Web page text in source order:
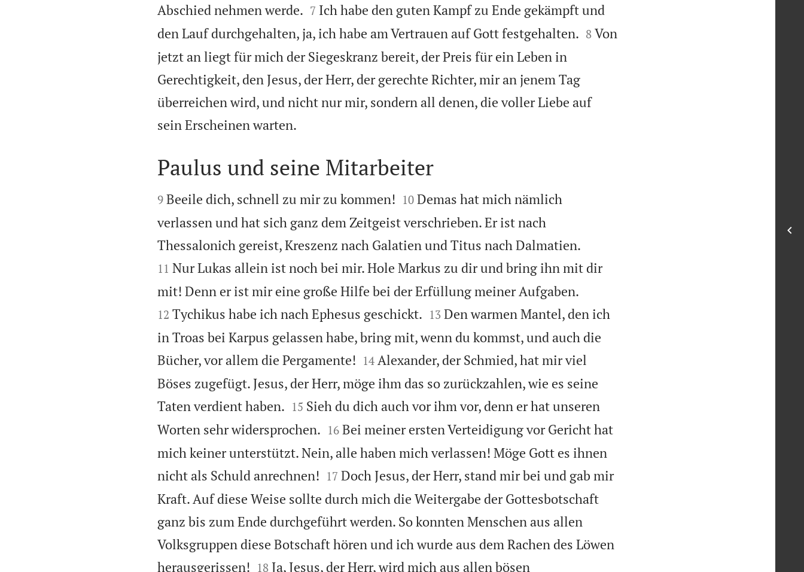
Abschied nehmen werde.
7 Ich habe den guten Kampf zu Ende gekämpft und
den Lauf durchgehalten, ja, ich habe am Vertrauen auf Gott festgehalten.
8 Von
jetzt an liegt für mich der Siegeskranz bereit, der Preis für ein Leben in
Gerechtigkeit, den Jesus, der Herr, der gerechte Richter, mir an jenem Tag
überreichen wird, und nicht nur mir, sondern all denen, die voller Liebe auf
sein Erscheinen warten.

Paulus und seine Mitarbeiter

9 Beeile dich, schnell zu mir zu kommen!
10 Demas hat mich nämlich
verlassen und hat sich ganz dem Zeitgeist verschrieben. Er ist nach
Thessalonich gereist, Kreszenz nach Galatien und Titus nach Dalmatien.
11 Nur Lukas allein ist noch bei mir. Hole Markus zu dir und bring ihn mit dir
mit! Denn er ist mir eine große Hilfe bei der Erfüllung meiner Aufgaben.
12 Tychikus habe ich nach Ephesus geschickt.
13 Den warmen Mantel, den ich
in Troas bei Karpus gelassen habe, bring mit, wenn du kommst, und auch die
Bücher, vor allem die Pergamente!
14 Alexander, der Schmied, hat mir viel
Böses zugefügt. Jesus, der Herr, möge ihm das so zurückzahlen, wie es seine
Taten verdient haben.
15 Sieh du dich auch vor ihm vor, denn er hat unseren
Worten sehr widersprochen.
16 Bei meiner ersten Verteidigung vor Gericht hat
mich keiner unterstützt. Nein, alle haben mich verlassen! Möge Gott es ihnen
nicht als Schuld anrechnen!
17 Doch Jesus, der Herr, stand mir bei und gab mir
Kraft. Auf diese Weise sollte durch mich die Weitergabe der Gottesbotschaft
ganz bis zum Ende durchgeführt werden. So konnten Menschen aus allen
Volksgruppen diese Botschaft hören und ich wurde aus dem Rachen des Löwen
herausgerissen!
18 Ja, Jesus, der Herr, wird mich aus allen bösen